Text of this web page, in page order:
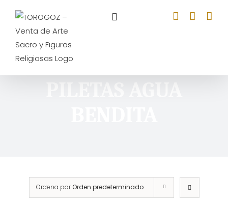
contenido
PILETAS AGUA
Ordena porOrden predeterminado